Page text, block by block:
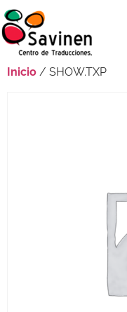
Inicio / SHOW.TXP